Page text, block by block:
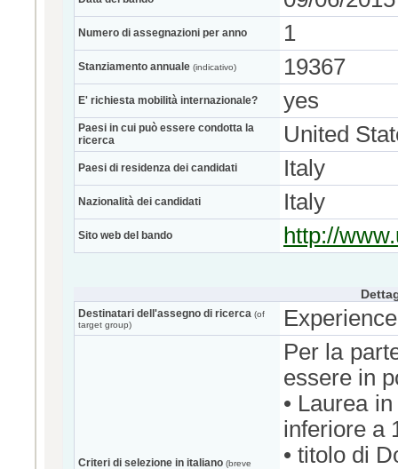
Numero di assegnazioni per anno 1
Stanziamento annuale (indicativo) 19367
E' richiesta mobilità internazionale? yes
Paesi in cui può essere condotta la
ricerca
United
Paesi di residenza dei candidati Italy
Nazionalità dei candidati Italy
Sito web del bando http://
Destinatari dell'assegno di ricerca (of
target group)
Criteri di selezione in italiano (breve
Per la
essere in
• Laurea
inferiore a
• titolo di